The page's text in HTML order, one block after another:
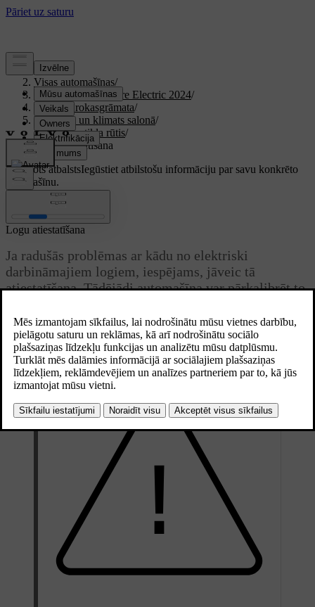
Atbalsts
Visas automašīnas/
XC40 Recharge Pure Electric 2024/
Lietotāja rokasgrāmata/
Komforts un klimats salonā/
Logi un stikla rūtis/
Logu atiestatīšana
Pielāgots atbalstsIegūstiet atbilstošu informāciju par savu konkrēto
automašīnu.
Pierakstīties
Atjaunināts 16.04.2025
Logu atiestatīšana
Ja radušās problēmas ar kādu no elektriski
darbināmajiem logiem, iespējams, jāveic tā
atiestatīšana. Tādējādi automašīna var pārkalibrēt to
gan automātisko kustību.